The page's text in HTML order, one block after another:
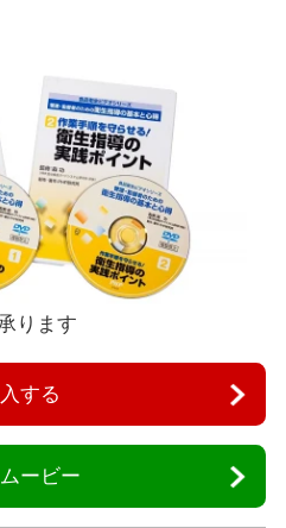
ります
する
ービー